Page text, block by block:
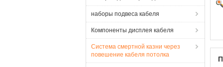
наборы подвеса кабеля
Компоненты дисплея кабеля
Система смертной казни через
повешение кабеля потолка